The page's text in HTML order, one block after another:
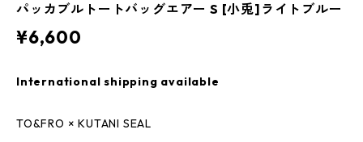
パッカブルトートバッグエアー S [小兎]ライトブルー
¥6,600
International shipping available
TO&FRO × KUTANI SEAL